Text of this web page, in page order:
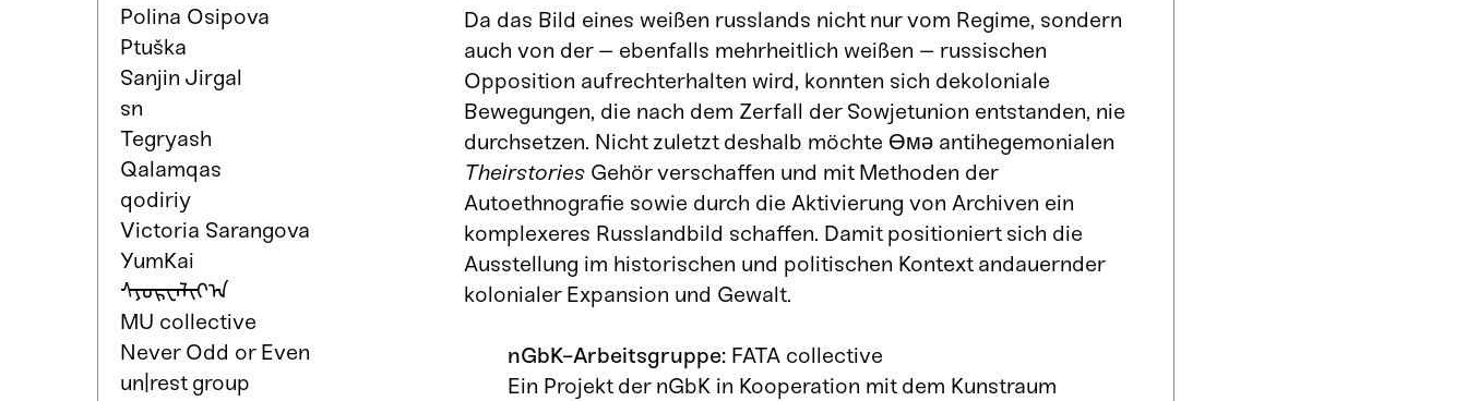
Polina Osipova
Ptuška
Sanjin Jirgal
sn
Tegryash
Qalamqas
qodiriy
Victoria Sarangova
YumKai
ᠰᠶᠦᠷᠧᠠᠯᠢᠶ᠎ᠠ
MU collective
Never Odd or Even
un|rest group
Da das Bild eines weißen russlands nicht nur vom Regime, sondern
auch von der – ebenfalls mehrheitlich weißen – russischen
Opposition aufrechterhalten wird, konnten sich dekoloniale
Bewegungen, die nach dem Zerfall der Sowjetunion entstanden, nie
durchsetzen. Nicht zuletzt deshalb möchte Өмә antihegemonialen
Theirstories Gehör verschaffen und mit Methoden der
Autoethnografie sowie durch die Aktivierung von Archiven ein
komplexeres Russlandbild schaffen. Damit positioniert sich die
Ausstellung im historischen und politischen Kontext andauernder
kolonialer Expansion und Gewalt.
nGbK-Arbeitsgruppe: FATA collective
Ein Projekt der nGbK in Kooperation mit dem Kunstraum